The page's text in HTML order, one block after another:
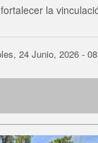
la
24 Junio, 2026 -